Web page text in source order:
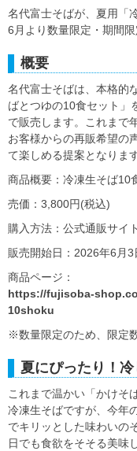
名代富士そばが、夏用「
6月より数量限定・期間限
概要
名代富士そばは、本格的
ばとつゆの10食セット」
で販売します。これまで
お客様からの再販希望の
て楽しめる提案となります
商品概要：冷凍生そば10
売価：3,800円(税込)
購入方法：公式通販サイ
販売開始日：2026年6月3
商品ページ：
https://fujisoba-
10shoku
※数量限定のため、限定
夏にぴったり！
これまで温かい「かけそ
冷凍生そばですが、今年
でキリッとした味わいの
日でも食欲をそそる美味